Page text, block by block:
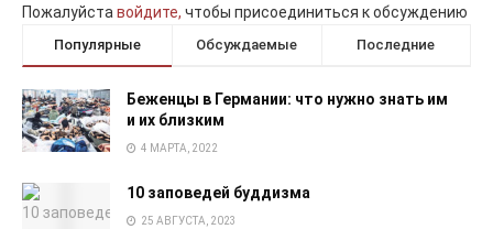
Пожалуйставойдите, чтобы присоединиться к обсуждению
Популярные Обсуждаемые Последние
Беженцы в Германии: что нужно знать им
и их близким
4 МАРТА, 2022
10 заповедей буддизма
25 АВГУСТА, 2023